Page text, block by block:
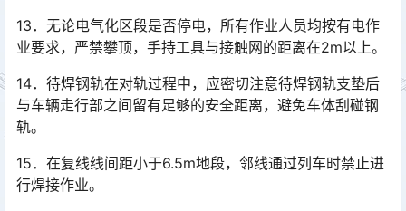
13．无论电气化区段是否停电，所有作业人员均按有电作
业要求，严禁攀顶，手持工具与接触网的距离在2m以上。
14．待焊钢轨在对轨过程中，应密切注意待焊钢轨支垫后
与车辆走行部之间留有足够的安全距离，避免车体刮碰钢
轨。
15．在复线线间距小于6.5m地段，邻线通过列车时禁止进
行焊接作业。